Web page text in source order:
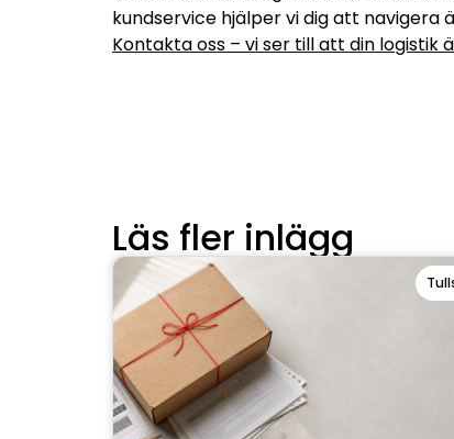
kundservice hjälper vi dig att navigera
Kontakta oss – vi ser till att din logistik
Läs fler inlägg